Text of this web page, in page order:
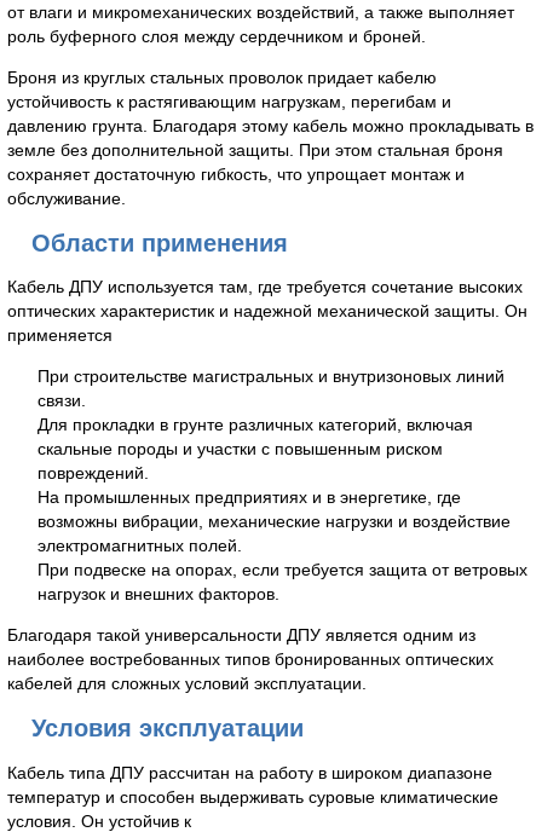
от влаги и микромеханических воздействий, а также выполняет
роль буферного слоя между сердечником и броней.
Броня из круглых стальных проволок придает кабелю
устойчивость к растягивающим нагрузкам, перегибам и
давлению грунта. Благодаря этому кабель можно прокладывать в
земле без дополнительной защиты. При этом стальная броня
сохраняет достаточную гибкость, что упрощает монтаж и
обслуживание.
Области применения
Кабель ДПУ используется там, где требуется сочетание высоких
оптических характеристик и надежной механической защиты. Он
применяется
При строительстве магистральных и внутризоновых линий
связи.
Для прокладки в грунте различных категорий, включая
скальные породы и участки с повышенным риском
повреждений.
На промышленных предприятиях и в энергетике, где
возможны вибрации, механические нагрузки и воздействие
электромагнитных полей.
При подвеске на опорах, если требуется защита от ветровых
нагрузок и внешних факторов.
Благодаря такой универсальности ДПУ является одним из
наиболее востребованных типов бронированных оптических
кабелей для сложных условий эксплуатации.
Условия эксплуатации
Кабель типа ДПУ рассчитан на работу в широком диапазоне
температур и способен выдерживать суровые климатические
условия. Он устойчив к